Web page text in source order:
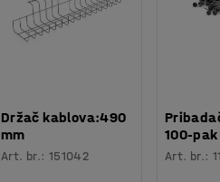
Držač kablova:490
mm
Art. br.: 151042
100-pak
Art. br.: